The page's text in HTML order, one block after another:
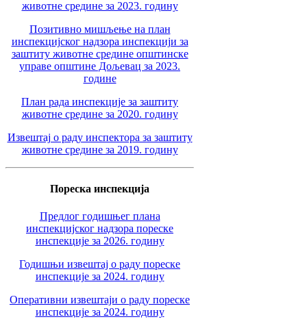
животне средине за 2023. годину
Позитивно мишљење на план
инспекцијског надзора инспекцији за
заштиту животне средине општинске
управе општине Дољевац за 2023.
године
План рада инспекције за заштиту
животне средине за 2020. годину
Извештај о раду инспектора за заштиту
животне средине за 2019. годину
Пореска инспекција
Предлог годишњег плана
инспекцијског надзора пореске
инспекције за 2026. годину
Годишњи извештај о раду пореске
инспекције за 2024. годину
Оперативни извештаји о раду пореске
инспекције за 2024. годину